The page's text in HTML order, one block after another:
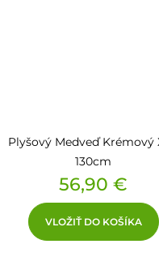
Plyšový Medveď Krémový
130cm
Cena
56,90 €
VLOŽIŤ DO KOŠÍKA